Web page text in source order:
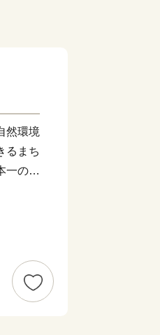
然環境
るまち
一の里
様々
ェン
、人
し、